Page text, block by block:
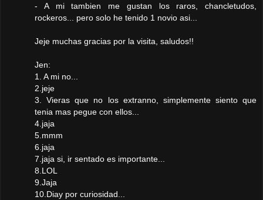
- A mi tambien me gustan los raros, chancletudos,
rockeros... pero solo he tenido 1 novio asi...
Jeje muchas gracias por la visita, saludos!!
Jen:
1. A mi no...
2.jeje
3. Vieras que no los extranno, simplemente siento que
tenia mas pegue con ellos...
4.jaja
5.mmm
6.jaja
7.jaja si, ir sentado es importante...
8.LOL
9.Jaja
10.Diay por curiosidad...